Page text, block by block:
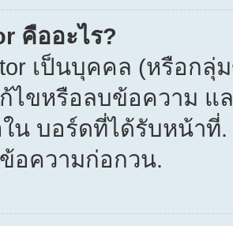
คืออะไร?
เป็นบุคคล (หรือก
ไขหรือลบข้อความ แ
น บอร์ดที่ได้รับหน้าที่.
อความก่อกวน.